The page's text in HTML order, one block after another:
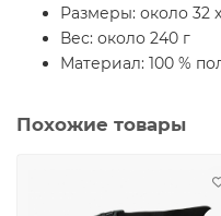
Размеры: около 32
Вес: около 240 г
Материал: 100 %
Похожие товары